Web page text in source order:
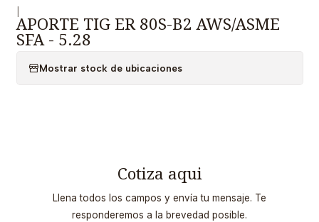
APORTE TIG ER 80S-B2 AWS/ASME
SFA - 5.28
Mostrar stock de ubicaciones
Cotiza aqui
Llena todos los campos y envía tu mensaje. Te
responderemos a la brevedad posible.